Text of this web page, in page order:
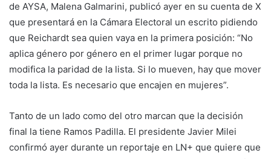
de AYSA, Malena Galmarini, publicó ayer en su cuenta de X
que presentará en la Cámara Electoral un escrito pidiendo
que Reichardt sea quien vaya en la primera posición: “No
aplica género por género en el primer lugar porque no
modifica la paridad de la lista. Si lo mueven, hay que mover
toda la lista. Es necesario que encajen en mujeres”.
Tanto de un lado como del otro marcan que la decisión
final la tiene Ramos Padilla. El presidente Javier Milei
confirmó ayer durante un reportaje en LN+ que quiere que